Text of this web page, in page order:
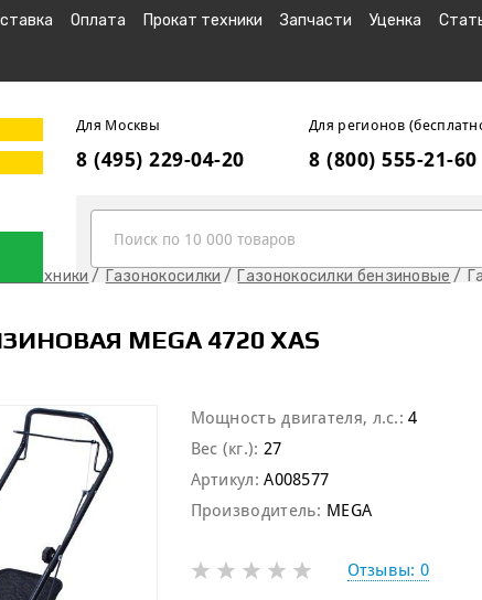
Оплата Прокат техники Запчасти Уценка
Для Москвы
8 (495) 229-04-20
Для регионов
8 (800) 555-21-60
техники Газонокосилки Газонокосилки бензиновые
MEGA 4720 XAS
Мощность двигателя, л.с.: 4
Вес (кг.): 27
Артикул: A008577
Производитель: MEGA
Отзывы: 0